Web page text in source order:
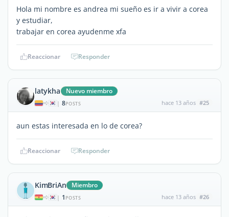
Hola mi nombre es andrea mi sueño es ir a vivir a corea
y estudiar,
trabajar en corea ayudenme xfa
Reaccionar Responder
latykha Nuevo miembro
| 8POSTS hace 13 años #25
aun estas interesada en lo de corea?
Reaccionar Responder
KimBriAn Miembro
| 1 POSTS hace 13 años #26